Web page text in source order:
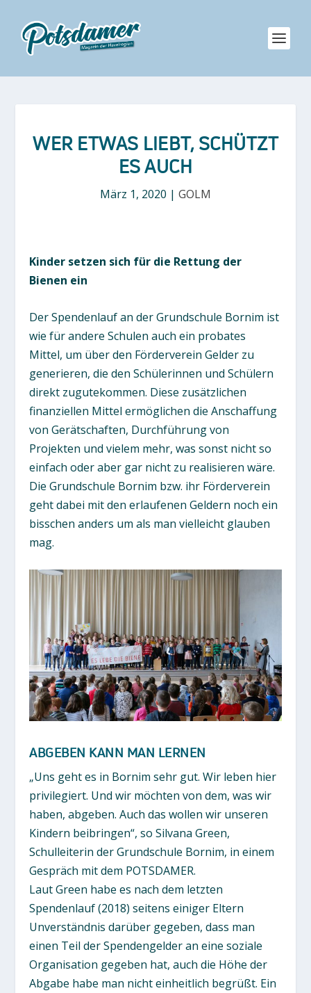
WER ETWAS LIEBT, SCHÜTZT
ES AUCH
März 1, 2020 | GOLM
Kinder setzen sich für die Rettung der
Bienen ein
Der Spendenlauf an der Grundschule Bornim ist
wie für andere Schulen auch ein probates
Mittel, um über den Förderverein Gelder zu
generieren, die den Schülerinnen und Schülern
direkt zugutekommen. Diese zusätzlichen
finanziellen Mittel ermöglichen die Anschaffung
von Gerätschaften, Durchführung von
Projekten und vielem mehr, was sonst nicht so
einfach oder aber gar nicht zu realisieren wäre.
Die Grundschule Bornim bzw. ihr Förderverein
geht dabei mit den erlaufenen Geldern noch ein
bisschen anders um als man vielleicht glauben
mag.
ABGEBEN KANN MAN LERNEN
„Uns geht es in Bornim sehr gut. Wir leben hier
privilegiert. Und wir möchten von dem, was wir
haben, abgeben. Auch das wollen wir unseren
Kindern beibringen“, so Silvana Green,
Schulleiterin der Grundschule Bornim, in einem
Gespräch mit dem POTSDAMER.
Laut Green habe es nach dem letzten
Spendenlauf (2018) seitens einiger Eltern
Unverständnis darüber gegeben, dass man
einen Teil der Spendengelder an eine soziale
Organisation gegeben hat, auch die Höhe der
Abgabe habe man nicht einheitlich begrüßt. Ein